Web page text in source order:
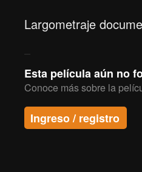
Largometraje
Esta película aún no
Conoce más sobre la
Ingreso / registro